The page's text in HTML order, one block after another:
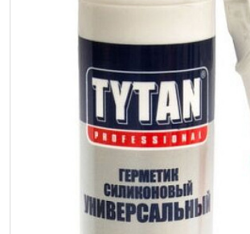
Интерьер и
Лакокрасочные материалы
Герметики
Клеи, жидкие гвозди